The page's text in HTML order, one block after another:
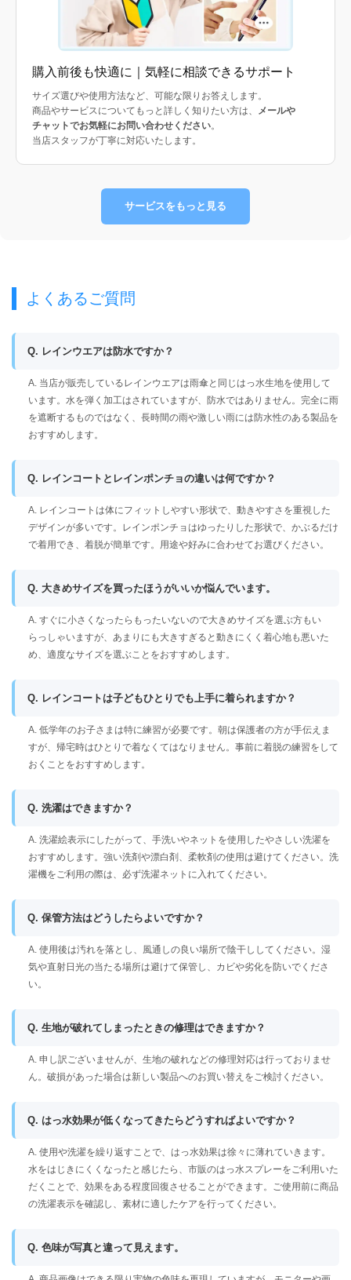
購入前後も快適に｜気軽に相談できるサポート
サイズ選びや使用方法など、可能な限りお答えします。
商品やサービスについてもっと詳しく知りたい方は、
メールや
チャットでお気軽にお問い合わせください。
当店スタッフが丁寧に対応いたします。
サービスをもっと見る
よくあるご質問
Q. レインウエアは防水ですか？
A. 当店が販売しているレインウエアは雨傘と同じはっ水生地を使用して
います。水を弾く加工はされていますが、防水ではありません。完全に雨
を遮断するものではなく、長時間の雨や激しい雨には防水性のある製品を
おすすめします。
Q. レインコートとレインポンチョの違いは何ですか？
A. レインコートは体にフィットしやすい形状で、動きやすさを重視した
デザインが多いです。レインポンチョはゆったりした形状で、かぶるだけ
で着用でき、着脱が簡単です。用途や好みに合わせてお選びください。
Q. 大きめサイズを買ったほうがいいか悩んでいます。
A. すぐに小さくなったらもったいないので大きめサイズを選ぶ方もい
らっしゃいますが、あまりにも大きすぎると動きにくく着心地も悪いた
め、適度なサイズを選ぶことをおすすめします。
Q. レインコートは子どもひとりでも上手に着られますか？
A. 低学年のお子さまは特に練習が必要です。朝は保護者の方が手伝えま
すが、帰宅時はひとりで着なくてはなりません。事前に着脱の練習をして
おくことをおすすめします。
Q. 洗濯はできますか？
A. 洗濯絵表示にしたがって、手洗いやネットを使用したやさしい洗濯を
おすすめします。強い洗剤や漂白剤、柔軟剤の使用は避けてください。洗
濯機をご利用の際は、必ず洗濯ネットに入れてください。
Q. 保管方法はどうしたらよいですか？
A. 使用後は汚れを落とし、風通しの良い場所で陰干ししてください。湿
気や直射日光の当たる場所は避けて保管し、カビや劣化を防いでくださ
い。
Q. 生地が破れてしまったときの修理はできますか？
A. 申し訳ございませんが、生地の破れなどの修理対応は行っておりませ
ん。破損があった場合は新しい製品へのお買い替えをご検討ください。
Q. はっ水効果が低くなってきたらどうすればよいですか？
A. 使用や洗濯を繰り返すことで、はっ水効果は徐々に薄れていきます。
水をはじきにくくなったと感じたら、市販のはっ水スプレーをご利用いた
だくことで、効果をある程度回復させることができます。ご使用前に商品
の洗濯表示を確認し、素材に適したケアを行ってください。
Q. 色味が写真と違って見えます。